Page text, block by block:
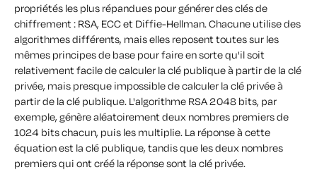
propriétés les plus répandues pour générer des clés de
chiffrement : RSA, ECC et Diffie-Hellman. Chacune utilise des
algorithmes différents, mais elles reposent toutes sur les
mêmes principes de base pour faire en sorte qu'il soit
relativement facile de calculer la clé publique à partir de la clé
privée, mais presque impossible de calculer la clé privée à
partir de la clé publique. L'algorithme RSA 2048 bits, par
exemple, génère aléatoirement deux nombres premiers de
1024 bits chacun, puis les multiplie. La réponse à cette
équation est la clé publique, tandis que les deux nombres
premiers qui ont créé la réponse sont la clé privée.